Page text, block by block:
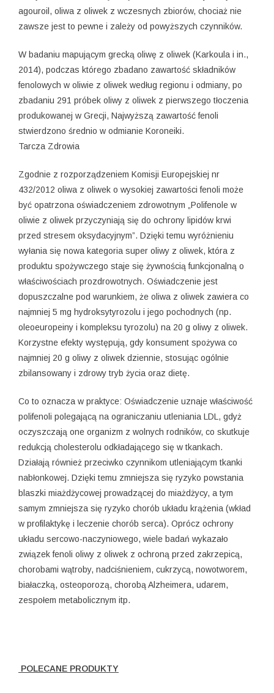
agouroil, oliwa z oliwek z wczesnych zbiorów, chociaż nie
zawsze jest to pewne i zależy od powyższych czynników.
W badaniu mapującym grecką oliwę z oliwek (Karkoula i in.,
2014), podczas którego zbadano zawartość składników
fenolowych w oliwie z oliwek według regionu i odmiany, po
zbadaniu 291 próbek oliwy z oliwek z pierwszego tłoczenia
produkowanej w Grecji, Najwyższą zawartość fenoli
stwierdzono średnio w odmianie Koroneiki.
Tarcza Zdrowia
Zgodnie z rozporządzeniem Komisji Europejskiej nr
432/2012 oliwa z oliwek o wysokiej zawartości fenoli może
być opatrzona oświadczeniem zdrowotnym „Polifenole w
oliwie z oliwek przyczyniają się do ochrony lipidów krwi
przed stresem oksydacyjnym”. Dzięki temu wyróżnieniu
wyłania się nowa kategoria super oliwy z oliwek, która z
produktu spożywczego staje się żywnością funkcjonalną o
właściwościach prozdrowotnych. Oświadczenie jest
dopuszczalne pod warunkiem, że oliwa z oliwek zawiera co
najmniej 5 mg hydroksytyrozolu i jego pochodnych (np.
oleoeuropeiny i kompleksu tyrozolu) na 20 g oliwy z oliwek.
Korzystne efekty występują, gdy konsument spożywa co
najmniej 20 g oliwy z oliwek dziennie, stosując ogólnie
zbilansowany i zdrowy tryb życia oraz dietę.
Co to oznacza w praktyce: Oświadczenie uznaje właściwość
polifenoli polegającą na ograniczaniu utleniania LDL, gdyż
oczyszczają one organizm z wolnych rodników, co skutkuje
redukcją cholesterolu odkładającego się w tkankach.
Działają również przeciwko czynnikom utleniającym tkanki
nabłonkowej. Dzięki temu zmniejsza się ryzyko powstania
blaszki miażdżycowej prowadzącej do miażdżycy, a tym
samym zmniejsza się ryzyko chorób układu krążenia (wkład
w profilaktykę i leczenie chorób serca). Oprócz ochrony
układu sercowo-naczyniowego, wiele badań wykazało
związek fenoli oliwy z oliwek z ochroną przed zakrzepicą,
chorobami wątroby, nadciśnieniem, cukrzycą, nowotworem,
białaczką, osteoporozą, chorobą Alzheimera, udarem,
zespołem metabolicznym itp.
POLECANE PRODUKTY